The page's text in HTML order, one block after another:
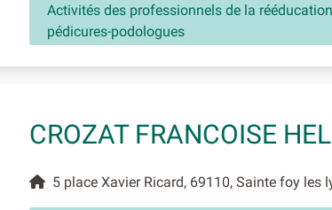
Activités des professionnels de la
pédicures-podologues
CROZAT FRANCOISE
5 place Xavier Ricard, 69110, Sainte foy les